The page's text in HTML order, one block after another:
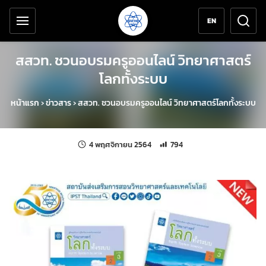
ข้ามไปยังเนื้อหาหลัก
เครื่องมือช่วยเหลือ
EN
สสวท. ชวนอบรมครูออนไลน์ วิทยาศาสตร์
โลกทั้งระบบ
หน้าแรก›ข่าวสาร›สสวท. ชวนอบรมครูออนไลน์ วิทยาศาสตร์โลกทั้งระบบ
4 พฤศจิกายน 2564 แก้ไขล่าสุดเมื่อ:
จำนวนการเข้าชม 794 ครั้ง
794